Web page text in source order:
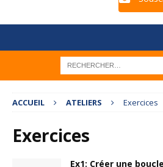
ACCUEIL ATELIERS Exercices
Exercices
Ex1: Créer une